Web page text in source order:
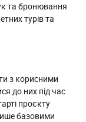
та бронювання
турів та
з корисними
до них під час
проєкту
базовими